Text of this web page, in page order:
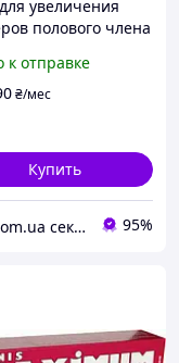
увеличения
полового члена
40 мл.
к отправке
₴/мес
Купить
sexo.com.ua секс-шоп интернет-магазин 95%